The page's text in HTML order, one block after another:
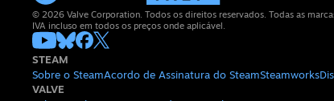
© 2026 Valve Corporation. Todos os direitos reservados. Todas as
IVA incluso em todos os preços onde aplicável.
STEAM
Sobre o SteamAcordo de Assinatura do SteamSteamworks
VALVE